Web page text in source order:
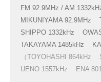
FM 92.9MHz / AM
MIKUNIYAMA 92.9MHz
SHIPPO 1332kHz
TAKAYAMA 1485kHz
（TOYOHASHI 864kHz
UENO 1557kHz
ENA